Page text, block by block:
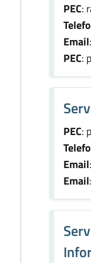
PEC:
Email
PEC:
PEC:
Email
Email